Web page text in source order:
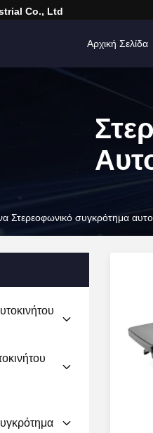
Co., Ltd
Αρχική Σελίδα
Στερεοφωνικό συγκρότημα